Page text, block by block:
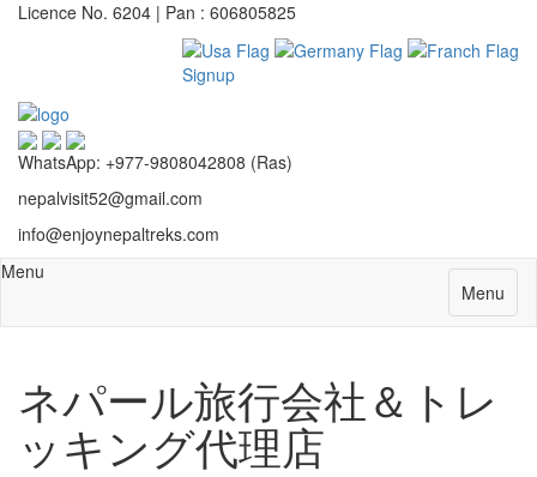
Licence No. 6204 | Pan : 606805825
Signup
WhatsApp: +977-9808042808 (Ras)
nepalvisit52@gmail.com
info@enjoynepaltreks.com
Menu
Menu
ネパール旅行会社＆トレ
ッキング代理店